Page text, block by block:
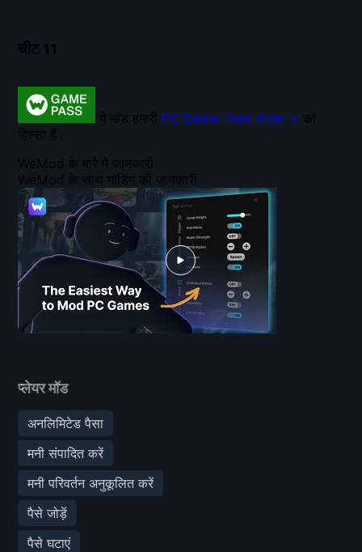
चीट 11
प्लेयर मॉड
अनलिमिटेड पैसा
मनी संपादित करें
मनी परिवर्तन अनुकूलित करें
पैसे जोड़ें
पैसे घटाएं
WeMod के बारे में जानकारी
WeMod के साथ मॉडिंग की जानकारी
ये मॉड हमारी PC Game Pass संग्रह → का
हिस्सा हैं।